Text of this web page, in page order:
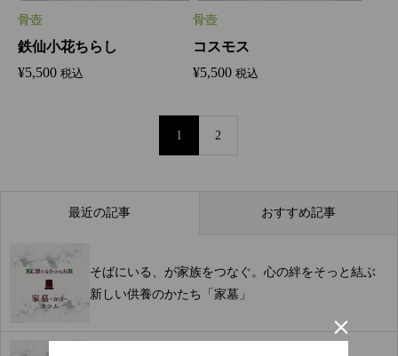
骨壺
鉄仙小花ちらし
¥5,500 税込
骨壺
コスモス
¥5,500 税込
1 2
最近の記事 おすすめ記事
そばにいる、が家族をつなぐ。心の絆をそっと結ぶ
新しい供養のかたち「家墓」
